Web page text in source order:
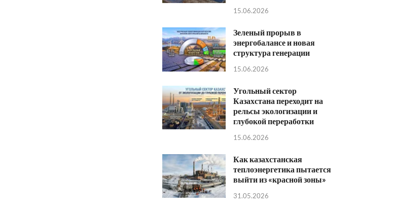
15.06.2026
Зеленый прорыв в
энергобалансе и новая
структура генерации
15.06.2026
Угольный сектор
Казахстана переходит на
рельсы экологизации и
глубокой переработки
15.06.2026
Как казахстанская
теплоэнергетика пытается
выйти из «красной зоны»
31.05.2026